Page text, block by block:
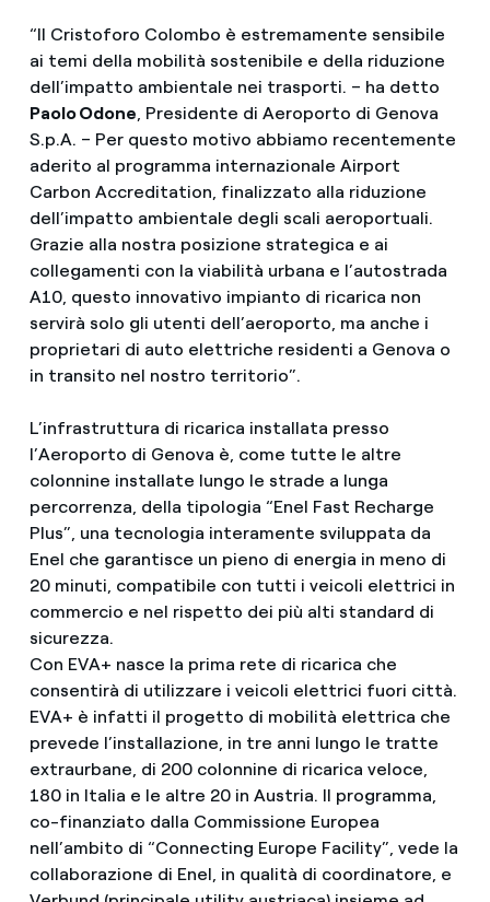
“Il Cristoforo Colombo è estremamente sensibile
ai temi della mobilità sostenibile e della riduzione
dell’impatto ambientale nei trasporti. – ha detto
Paolo Odone, Presidente di Aeroporto di Genova
S.p.A. – Per questo motivo abbiamo recentemente
aderito al programma internazionale Airport
Carbon Accreditation, finalizzato alla riduzione
dell’impatto ambientale degli scali aeroportuali.
Grazie alla nostra posizione strategica e ai
collegamenti con la viabilità urbana e l’autostrada
A10, questo innovativo impianto di ricarica non
servirà solo gli utenti dell’aeroporto, ma anche i
proprietari di auto elettriche residenti a Genova o
in transito nel nostro territorio”.
L’infrastruttura di ricarica installata presso
l’Aeroporto di Genova è, come tutte le altre
colonnine installate lungo le strade a lunga
percorrenza, della tipologia “Enel Fast Recharge
Plus”, una tecnologia interamente sviluppata da
Enel che garantisce un pieno di energia in meno di
20 minuti, compatibile con tutti i veicoli elettrici in
commercio e nel rispetto dei più alti standard di
sicurezza.
Con EVA+ nasce la prima rete di ricarica che
consentirà di utilizzare i veicoli elettrici fuori città.
EVA+ è infatti il progetto di mobilità elettrica che
prevede l’installazione, in tre anni lungo le tratte
extraurbane, di 200 colonnine di ricarica veloce,
180 in Italia e le altre 20 in Austria. Il programma,
co-finanziato dalla Commissione Europea
nell’ambito di “Connecting Europe Facility”, vede la
collaborazione di Enel, in qualità di coordinatore, e